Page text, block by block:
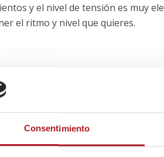
Consentimiento
y el nivel de tensión es muy
el ritmo y nivel que quieres.
das cuenta de que se